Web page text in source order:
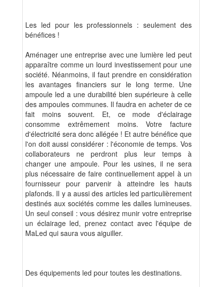
Les led pour les professionnels : seulement des
bénéfices !
Aménager une entreprise avec une lumière led peut
apparaître comme un lourd investissement pour une
société. Néanmoins, il faut prendre en considération
les avantages financiers sur le long terme. Une
ampoule led a une durabilité bien supérieure à celle
des ampoules communes. Il faudra en acheter de ce
fait moins souvent. Et, ce mode d'éclairage
consomme extrêmement moins. Votre facture
d'électricité sera donc allégée ! Et autre bénéfice que
l'on doit aussi considérer : l'économie de temps. Vos
collaborateurs ne perdront plus leur temps à
changer une ampoule. Pour les usines, il ne sera
plus nécessaire de faire continuellement appel à un
fournisseur pour parvenir à atteindre les hauts
plafonds. Il y a aussi des articles led particulièrement
destinés aux sociétés comme les dalles lumineuses.
Un seul conseil : vous désirez munir votre entreprise
un éclairage led, prenez contact avec l'équipe de
MaLed qui saura vous aiguiller.
Des équipements led pour toutes les destinations.